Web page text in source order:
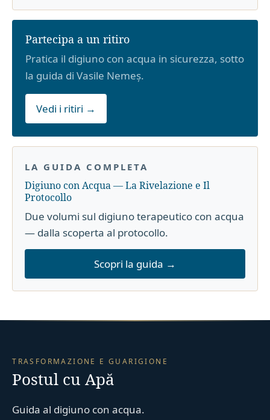
Partecipa a un ritiro
Pratica il digiuno con acqua in sicurezza, sotto
la guida di Vasile Nemeș.
Vedi i ritiri →
LA GUIDA COMPLETA
Digiuno con Acqua — La Rivelazione e Il
Protocollo
Due volumi sul digiuno terapeutico con acqua
— dalla scoperta al protocollo.
Scopri la guida →
TRASFORMAZIONE E GUARIGIONE
Postul cu Apă
Guida al digiuno con acqua.